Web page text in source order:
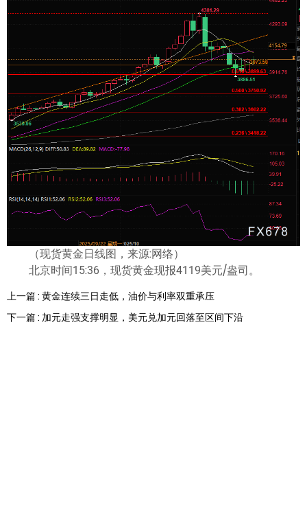
（现货黄金日线图，来源:网络）
北京时间15:36，现货黄金现报4119美元/盎司。
上一篇 : 黄金连续三日走低，油价与利率双重承压
下一篇 : 加元走强支撑明显，美元兑加元回落至区间下沿